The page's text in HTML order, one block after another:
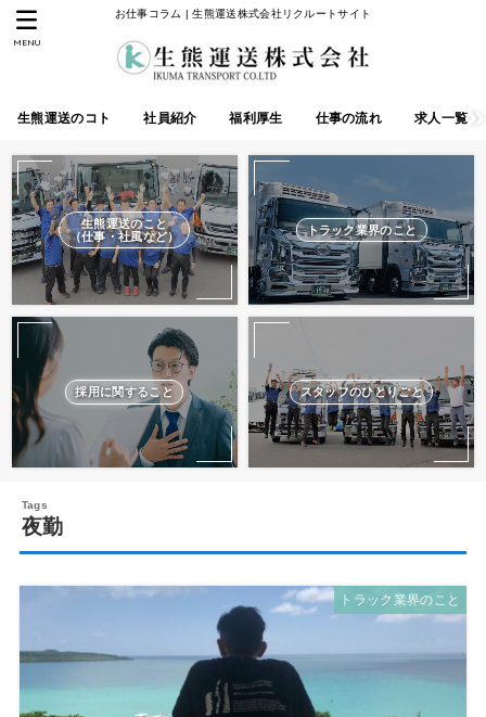
お仕事コラム | 生熊運送株式会社リクルートサイト
生熊運送のコト 社員紹介 福利厚生 仕事の流れ 求人一覧
MENU
生熊運送のこと
（仕事・社風など）
トラック業界のこと
採用に関すること スタッフのひとりごと
夜勤
トラック業界のこと